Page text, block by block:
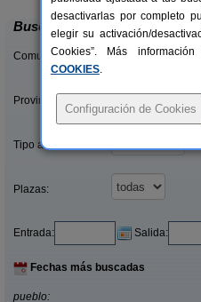
Buscar
Comunidades:
Provincias/Islas:
Tipo alquiler:
Plazas:
Entrada: Salida:
Fechas más buscadas
pueblo:
desactivarlas por completo
elegir su activación/
Cookies”. Más
COOKIES.